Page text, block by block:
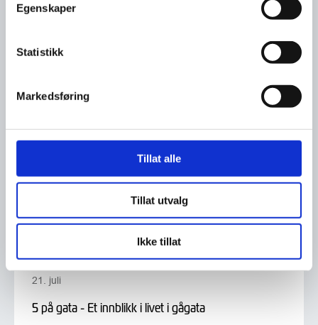
Egenskaper
Statistikk
Markedsføring
Tillat alle
Tillat utvalg
Ikke tillat
21. juli
5 på gata - Et innblikk i livet i gågata